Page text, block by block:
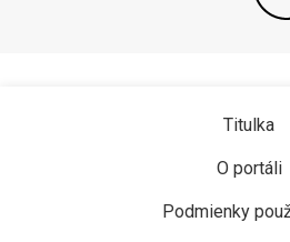
Titulka
O portáli
Podmienky